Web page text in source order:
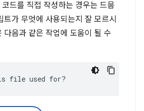
드를 직접 작성하는 경우는 드뭅
트가 무엇에 사용되는지 잘 모르시
다음과 같은 작업에 도움이 될 수
file used for?